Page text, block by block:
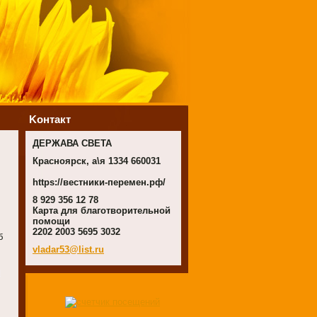
Koнтакт
ДЕРЖАВА СВЕТА
Красноярск, а\я 1334 660031
https://вестники-перемен.рф/
8 929 356 12 78
Карта для благотворительной
помощи
2202 2003 5695 3032
vladar53@list.ru